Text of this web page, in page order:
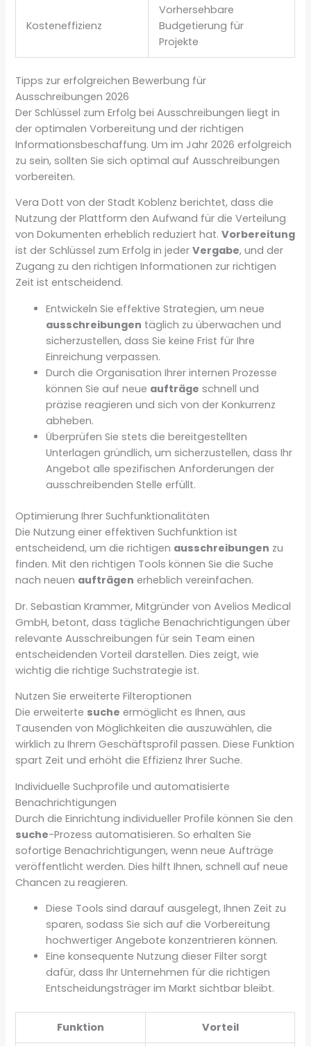
Kosteneffizienz
Vorhersehbare
Budgetierung für
Projekte
Tipps zur erfolgreichen Bewerbung für
Ausschreibungen 2026
Der Schlüssel zum Erfolg bei Ausschreibungen liegt in
der optimalen Vorbereitung und der richtigen
Informationsbeschaffung. Um im Jahr 2026 erfolgreich
zu sein, sollten Sie sich optimal auf Ausschreibungen
vorbereiten.
Vera Dott von der Stadt Koblenz berichtet, dass die
Nutzung der Plattform den Aufwand für die Verteilung
von Dokumenten erheblich reduziert hat.Vorbereitung
ist der Schlüssel zum Erfolg in jederVergabe, und der
Zugang zu den richtigen Informationen zur richtigen
Zeit ist entscheidend.
Entwickeln Sie effektive Strategien, um neue
ausschreibungen täglich zu überwachen und
sicherzustellen, dass Sie keine Frist für Ihre
Einreichung verpassen.
Durch die Organisation Ihrer internen Prozesse
können Sie auf neue aufträge schnell und
präzise reagieren und sich von der Konkurrenz
abheben.
Überprüfen Sie stets die bereitgestellten
Unterlagen gründlich, um sicherzustellen, dass Ihr
Angebot alle spezifischen Anforderungen der
ausschreibenden Stelle erfüllt.
Optimierung Ihrer Suchfunktionalitäten
Die Nutzung einer effektiven Suchfunktion ist
entscheidend, um die richtigen ausschreibungen zu
finden. Mit den richtigen Tools können Sie die Suche
nach neuen aufträgen erheblich vereinfachen.
Dr. Sebastian Krammer, Mitgründer von Avelios Medical
GmbH, betont, dass tägliche Benachrichtigungen über
relevante Ausschreibungen für sein Team einen
entscheidenden Vorteil darstellen. Dies zeigt, wie
wichtig die richtige Suchstrategie ist.
Nutzen Sie erweiterte Filteroptionen
Die erweiterte suche ermöglicht es Ihnen, aus
Tausenden von Möglichkeiten die auszuwählen, die
wirklich zu Ihrem Geschäftsprofil passen. Diese Funktion
spart Zeit und erhöht die Effizienz Ihrer Suche.
Individuelle Suchprofile und automatisierte
Benachrichtigungen
Durch die Einrichtung individueller Profile können Sie den
suche-Prozess automatisieren. So erhalten Sie
sofortige Benachrichtigungen, wenn neue Aufträge
veröffentlicht werden. Dies hilft Ihnen, schnell auf neue
Chancen zu reagieren.
Diese Tools sind darauf ausgelegt, Ihnen Zeit zu
sparen, sodass Sie sich auf die Vorbereitung
hochwertiger Angebote konzentrieren können.
Eine konsequente Nutzung dieser Filter sorgt
dafür, dass Ihr Unternehmen für die richtigen
Entscheidungsträger im Markt sichtbar bleibt.
Funktion Vorteil